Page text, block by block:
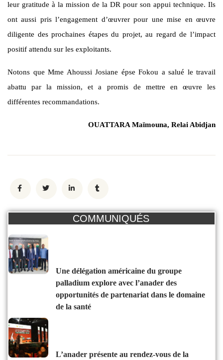
leur gratitude à la mission de la DR pour son appui technique. Ils
ont aussi pris l’engagement d’œuvrer pour une mise en œuvre
diligente des prochaines étapes du projet, au regard de l’impact
positif attendu sur les exploitants.
Notons que Mme Ahoussi Josiane épse Fokou a salué le travail
abattu par la mission, et a promis de mettre en œuvre les
différentes recommandations.
OUATTARA Maïmouna, Relai Abidjan
COMMUNIQUÉS
une délégation américaine du groupe
palladium explore avec l’anader des
opportunités de partenariat dans le domaine
de la santé
l’anader présente au rendez-vous de la